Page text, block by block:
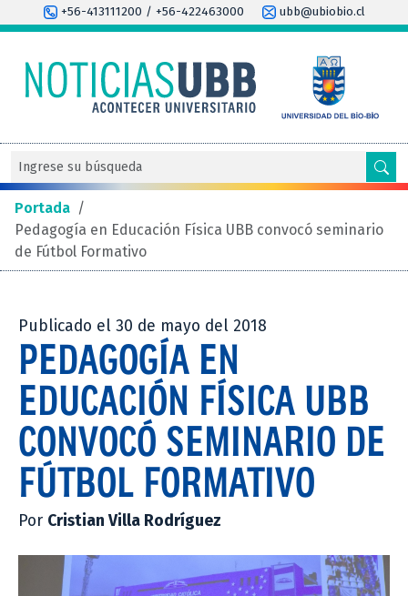
+56-413111200 / +56-422463000 ubb@ubiobio.cl
Portada /
Pedagogía en Educación Física UBB convocó seminario
de Fútbol Formativo
Publicado el 30 de mayo del 2018
PEDAGOGÍA EN
EDUCACIÓN FÍSICA UBB
CONVOCÓ SEMINARIO DE
FÚTBOL FORMATIVO
Por Cristian Villa Rodríguez